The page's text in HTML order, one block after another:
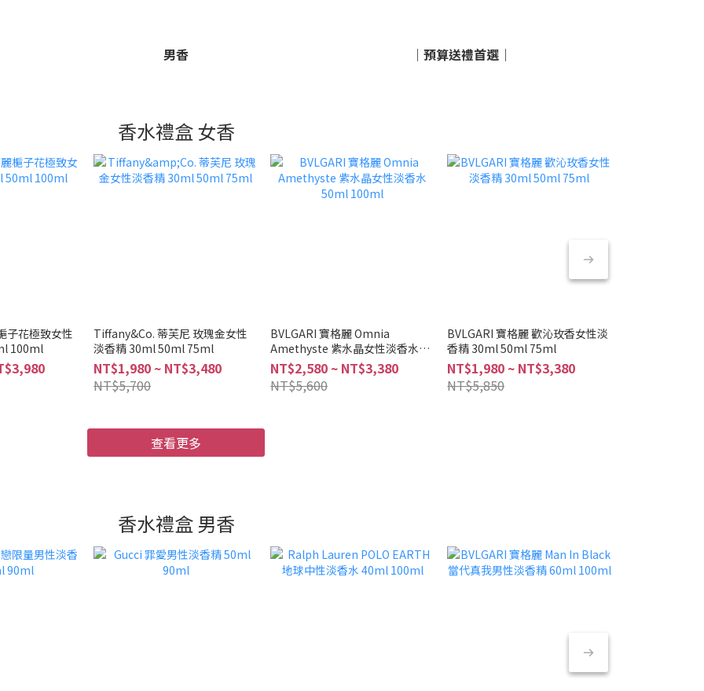
男香 ｜預算送禮首選｜
香水禮盒 女香
子花極致女性
100ml
Tiffany&Co. 蒂芙尼 玫瑰金女性
淡香精 30ml 50ml 75ml
NT$1,980 ~ NT$3,480
NT$5,700
BVLGARI 寶格麗 Omnia
Amethyste 紫水晶女性淡香水
50ml 100ml
NT$2,580 ~ NT$3,380
NT$5,600
BVLGARI 寶格麗 歡沁玫香女性淡
香精 30ml 50ml 75ml
NT$1,980 ~ NT$3,380
NT$5,850
查看更多
香水禮盒 男香